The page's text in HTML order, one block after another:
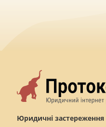
Юридичні застереження